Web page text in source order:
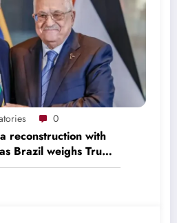
0
reconstruction with
Brazil weighs Trump